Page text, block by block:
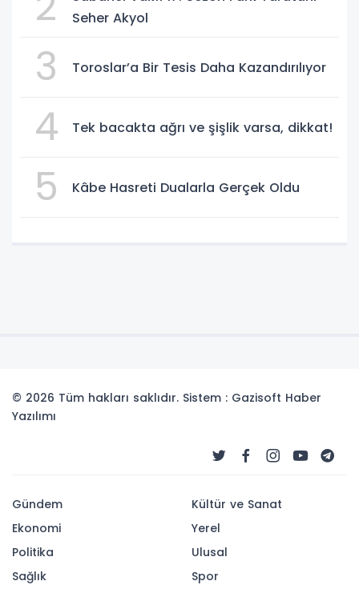
Seher Akyol
3 Toroslar’a Bir Tesis Daha Kazandırılıyor
4 Tek bacakta ağrı ve şişlik varsa, dikkat!
5 Kâbe Hasreti Dualarla Gerçek Oldu
© 2026 Tüm hakları saklıdır. Sistem : Gazisoft Haber
Yazılımı
Gündem
Ekonomi
Politika
Sağlık
Kültür ve Sanat
Yerel
Ulusal
Spor